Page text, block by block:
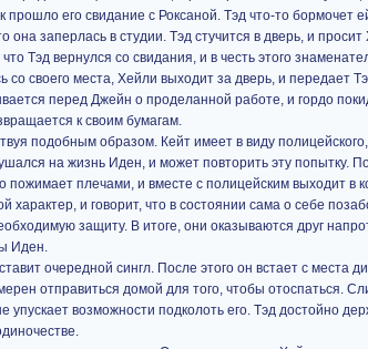
его свидание с Роксаной. Тэд что-то бормочет
заперлась в студии. Тэд стучится в дверь, и просит
Тэд вернулся со свидания, и в честь этого
своего места, Хейли выходит за дверь, и передает
перед Джейн о проделанной работе, и гордо
к своим бумагам.
подобным образом. Кейт имеет в виду
на жизнь Иден, и может повторить эту попытку.
плечами, и вместе с полицейским выходит в
характер, и говорит, что в состоянии сама о себе
защиту. В итоге, они оказываются друг
Иден.
очередной сингл. После этого он встает с места
отправиться домой для того, чтобы отоспаться.
возможности подколоть его. Тэд достойно